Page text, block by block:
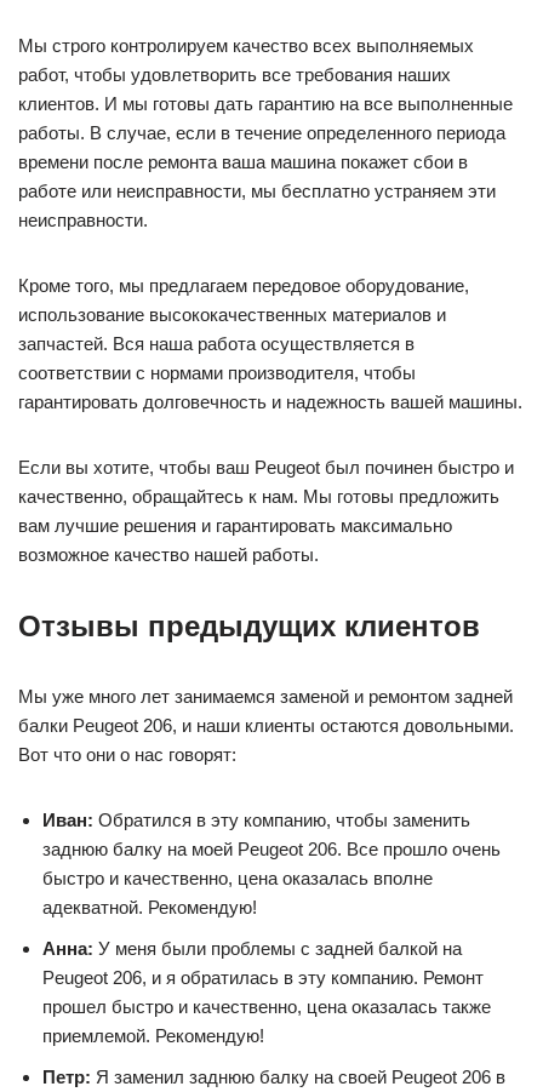
Мы строго контролируем качество всех выполняемых
работ, чтобы удовлетворить все требования наших
клиентов. И мы готовы дать гарантию на все выполненные
работы. В случае, если в течение определенного периода
времени после ремонта ваша машина покажет сбои в
работе или неисправности, мы бесплатно устраняем эти
неисправности.
Кроме того, мы предлагаем передовое оборудование,
использование высококачественных материалов и
запчастей. Вся наша работа осуществляется в
соответствии с нормами производителя, чтобы
гарантировать долговечность и надежность вашей машины.
Если вы хотите, чтобы ваш Peugeot был починен быстро и
качественно, обращайтесь к нам. Мы готовы предложить
вам лучшие решения и гарантировать максимально
возможное качество нашей работы.
Отзывы предыдущих клиентов
Мы уже много лет занимаемся заменой и ремонтом задней
балки Peugeot 206, и наши клиенты остаются довольными.
Вот что они о нас говорят:
Иван: Обратился в эту компанию, чтобы заменить
заднюю балку на моей Peugeot 206. Все прошло очень
быстро и качественно, цена оказалась вполне
адекватной. Рекомендую!
Анна: У меня были проблемы с задней балкой на
Peugeot 206, и я обратилась в эту компанию. Ремонт
прошел быстро и качественно, цена оказалась также
приемлемой. Рекомендую!
Петр: Я заменил заднюю балку на своей Peugeot 206 в